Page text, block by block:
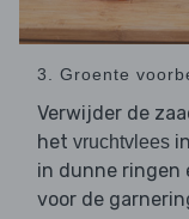
3. Groente
Verwijder de
het vruchtvlees
in dunne ringen
voor de